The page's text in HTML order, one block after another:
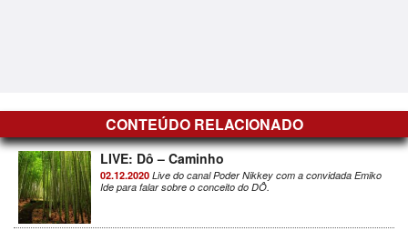
CONTEÚDO RELACIONADO
LIVE: Dô – Caminho
02.12.2020 Live do canal Poder Nikkey com a convidada Emiko
Ide para falar sobre o conceito do DÔ.